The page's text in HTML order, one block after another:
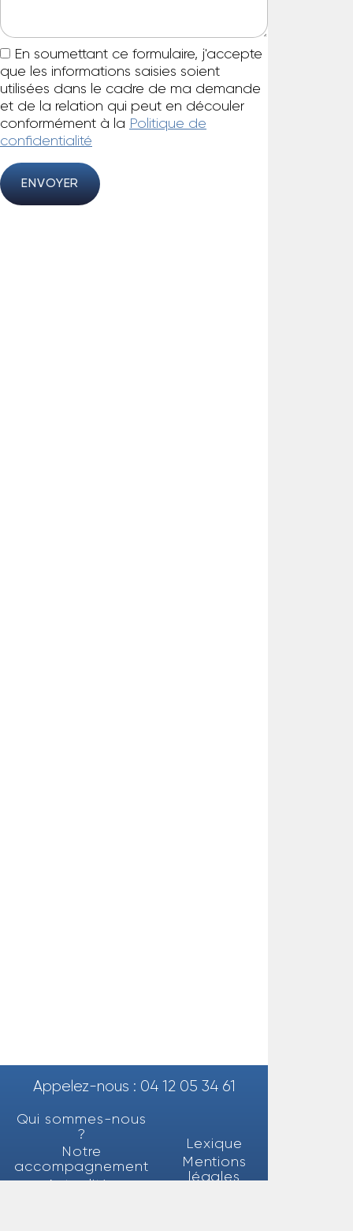
En soumettant ce formulaire, j'accepte
que les informations saisies soient
utilisées dans le cadre de ma demande
et de la relation qui peut en découler
conformément à la Politique de
confidentialité
ENVOYER
Appelez-nous : 04 12 05 34 61
Qui sommes-nous
?
Notre
accompagnement
Actualités
Lexique
Mentions
légales